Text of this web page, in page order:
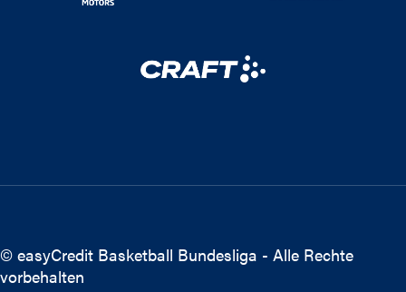
© easyCredit Basketball Bundesliga - Alle Rechte
vorbehalten